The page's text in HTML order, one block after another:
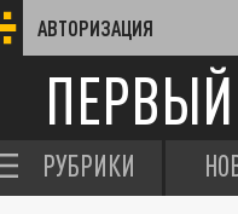
АВТОРИЗАЦИЯ
РУБРИКИ